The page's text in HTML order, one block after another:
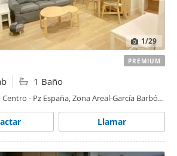
1/29
1 Baño
- Pz España, Zona Areal-García Barbón,
Llamar
PREMIUM